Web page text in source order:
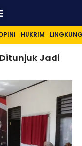
HUKRIM
Jadi